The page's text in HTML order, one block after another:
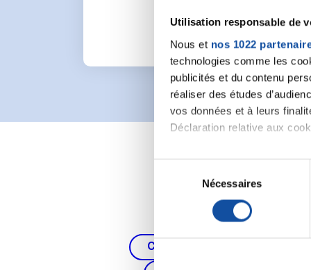
Utilisation responsable de
Nous et nos 1022
technologies comme les
publicités et du contenu
réaliser des études
vos données et à leurs
Déclaration relative aux
Si vous le permettez, nous
Collecter des
digitales).
. Vous pouvez
c
t
Nécessaires
Cancer du poumon, de la